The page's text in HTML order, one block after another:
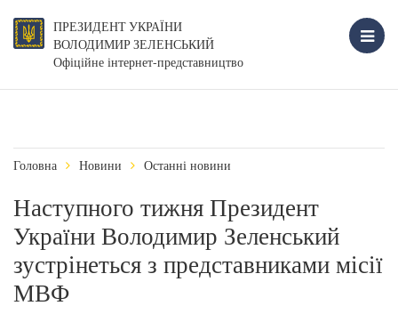
ПРЕЗИДЕНТ УКРАЇНИ
ВОЛОДИМИР ЗЕЛЕНСЬКИЙ
Офіційне інтернет-представництво
Головна Новини Останні новини
Наступного тижня Президент
України Володимир Зеленський
зустрінеться з представниками місії
МВФ